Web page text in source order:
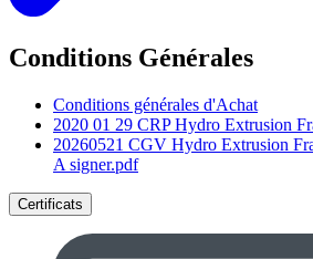
Conditions Générales
Conditions générales d'Achat
2020 01 29 CRP Hydro Extrusion
20260521 CGV Hydro Extrusion
A signer.pdf
Certificats